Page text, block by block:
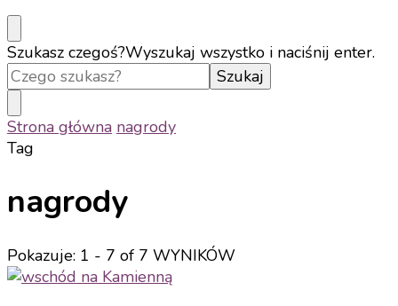
Szukasz czegoś?Wyszukaj wszystko i naciśnij enter.
Strona główna nagrody
Tag
nagrody
Pokazuje: 1 - 7 of 7 WYNIKÓW